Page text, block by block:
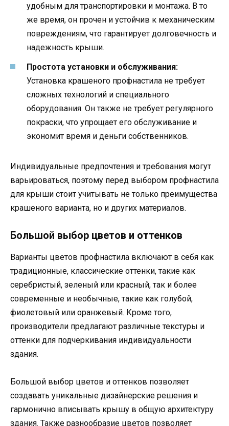
удобным для транспортировки и монтажа. В то
же время, он прочен и устойчив к механическим
повреждениям, что гарантирует долговечность и
надежность крыши.
Простота установки и обслуживания:
Установка крашеного профнастила не требует
сложных технологий и специального
оборудования. Он также не требует регулярного
покраски, что упрощает его обслуживание и
экономит время и деньги собственников.
Индивидуальные предпочтения и требования могут
варьироваться, поэтому перед выбором профнастила
для крыши стоит учитывать не только преимущества
крашеного варианта, но и других материалов.
Большой выбор цветов и оттенков
Варианты цветов профнастила включают в себя как
традиционные, классические оттенки, такие как
серебристый, зеленый или красный, так и более
современные и необычные, такие как голубой,
фиолетовый или оранжевый. Кроме того,
производители предлагают различные текстуры и
оттенки для подчеркивания индивидуальности
здания.
Большой выбор цветов и оттенков позволяет
создавать уникальные дизайнерские решения и
гармонично вписывать крышу в общую архитектуру
здания. Также разнообразие цветов позволяет